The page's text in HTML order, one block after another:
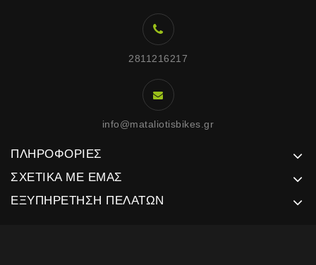
2811216217
info@mataliotisbikes.gr
ΠΛΗΡΟΦΟΡΊΕΣ
ΣΧΕΤΙΚΆ ΜΕ ΕΜΆΣ
ΕΞΥΠΗΡΈΤΗΣΗ ΠΕΛΑΤΏΝ